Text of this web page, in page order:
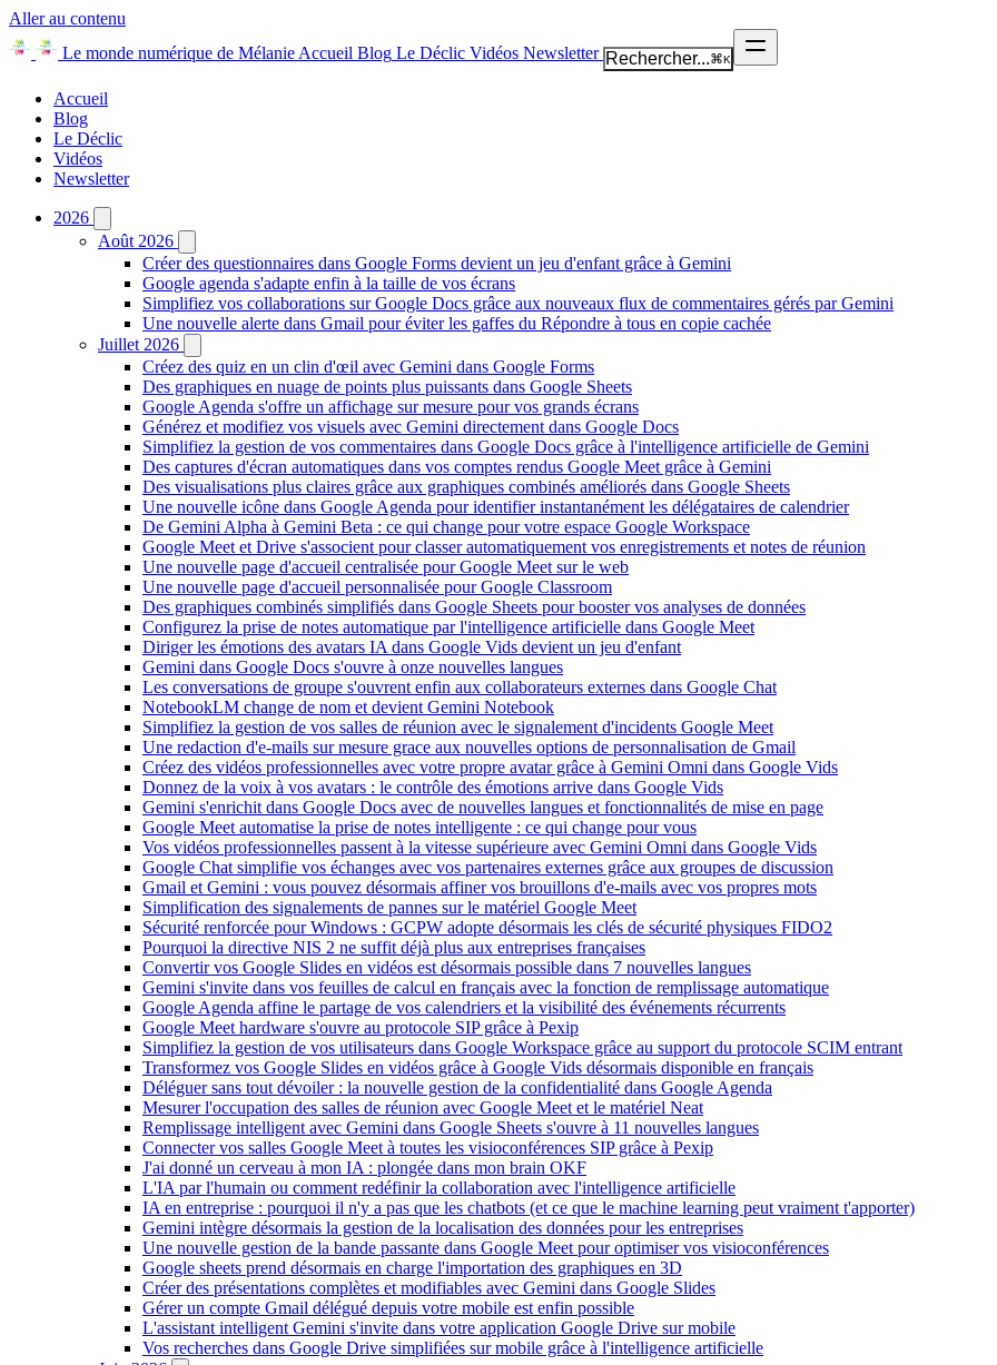
Aller au contenu
Le monde numérique de Mélanie Accueil Blog Le Déclic Vidéos Newsletter Rechercher...⌘K
Accueil
Blog
Le Déclic
Vidéos
Newsletter
2026
Août 2026
Créer des questionnaires dans Google Forms devient un jeu d'enfant grâce à Gemini
Google agenda s'adapte enfin à la taille de vos écrans
Simplifiez vos collaborations sur Google Docs grâce aux nouveaux flux de commentaires gérés par Gemini
Une nouvelle alerte dans Gmail pour éviter les gaffes du Répondre à tous en copie cachée
Juillet 2026
Créez des quiz en un clin d'œil avec Gemini dans Google Forms
Des graphiques en nuage de points plus puissants dans Google Sheets
Google Agenda s'offre un affichage sur mesure pour vos grands écrans
Générez et modifiez vos visuels avec Gemini directement dans Google Docs
Simplifiez la gestion de vos commentaires dans Google Docs grâce à l'intelligence artificielle de Gemini
Des captures d'écran automatiques dans vos comptes rendus Google Meet grâce à Gemini
Des visualisations plus claires grâce aux graphiques combinés améliorés dans Google Sheets
Une nouvelle icône dans Google Agenda pour identifier instantanément les délégataires de calendrier
De Gemini Alpha à Gemini Beta : ce qui change pour votre espace Google Workspace
Google Meet et Drive s'associent pour classer automatiquement vos enregistrements et notes de réunion
Une nouvelle page d'accueil centralisée pour Google Meet sur le web
Une nouvelle page d'accueil personnalisée pour Google Classroom
Des graphiques combinés simplifiés dans Google Sheets pour booster vos analyses de données
Configurez la prise de notes automatique par l'intelligence artificielle dans Google Meet
Diriger les émotions des avatars IA dans Google Vids devient un jeu d'enfant
Gemini dans Google Docs s'ouvre à onze nouvelles langues
Les conversations de groupe s'ouvrent enfin aux collaborateurs externes dans Google Chat
NotebookLM change de nom et devient Gemini Notebook
Simplifiez la gestion de vos salles de réunion avec le signalement d'incidents Google Meet
Une redaction d'e-mails sur mesure grace aux nouvelles options de personnalisation de Gmail
Créez des vidéos professionnelles avec votre propre avatar grâce à Gemini Omni dans Google Vids
Donnez de la voix à vos avatars : le contrôle des émotions arrive dans Google Vids
Gemini s'enrichit dans Google Docs avec de nouvelles langues et fonctionnalités de mise en page
Google Meet automatise la prise de notes intelligente : ce qui change pour vous
Vos vidéos professionnelles passent à la vitesse supérieure avec Gemini Omni dans Google Vids
Google Chat simplifie vos échanges avec vos partenaires externes grâce aux groupes de discussion
Gmail et Gemini : vous pouvez désormais affiner vos brouillons d'e-mails avec vos propres mots
Simplification des signalements de pannes sur le matériel Google Meet
Sécurité renforcée pour Windows : GCPW adopte désormais les clés de sécurité physiques FIDO2
Pourquoi la directive NIS 2 ne suffit déjà plus aux entreprises françaises
Convertir vos Google Slides en vidéos est désormais possible dans 7 nouvelles langues
Gemini s'invite dans vos feuilles de calcul en français avec la fonction de remplissage automatique
Google Agenda affine le partage de vos calendriers et la visibilité des événements récurrents
Google Meet hardware s'ouvre au protocole SIP grâce à Pexip
Simplifiez la gestion de vos utilisateurs dans Google Workspace grâce au support du protocole SCIM entrant
Transformez vos Google Slides en vidéos grâce à Google Vids désormais disponible en français
Déléguer sans tout dévoiler : la nouvelle gestion de la confidentialité dans Google Agenda
Mesurer l'occupation des salles de réunion avec Google Meet et le matériel Neat
Remplissage intelligent avec Gemini dans Google Sheets s'ouvre à 11 nouvelles langues
Connecter vos salles Google Meet à toutes les visioconférences SIP grâce à Pexip
J'ai donné un cerveau à mon IA : plongée dans mon brain OKF
L'IA par l'humain ou comment redéfinir la collaboration avec l'intelligence artificielle
IA en entreprise : pourquoi il n'y a pas que les chatbots (et ce que le machine learning peut vraiment t'apporter)
Gemini intègre désormais la gestion de la localisation des données pour les entreprises
Une nouvelle gestion de la bande passante dans Google Meet pour optimiser vos visioconférences
Google sheets prend désormais en charge l'importation des graphiques en 3D
Créer des présentations complètes et modifiables avec Gemini dans Google Slides
Gérer un compte Gmail délégué depuis votre mobile est enfin possible
L'assistant intelligent Gemini s'invite dans votre application Google Drive sur mobile
Vos recherches dans Google Drive simplifiées sur mobile grâce à l'intelligence artificielle